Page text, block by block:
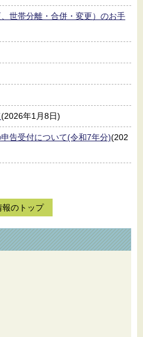
世帯分離・合併・変更）のお手
(2026年1月8日)
告受付について(令和7年分)(202
報のトップ